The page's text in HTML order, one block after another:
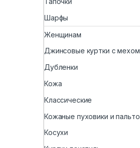
Шарфы
Женщинам
Джинсовые куртки с мехом
Дубленки
Кожа
Классические
Кожаные пуховики и пальто
Косухи